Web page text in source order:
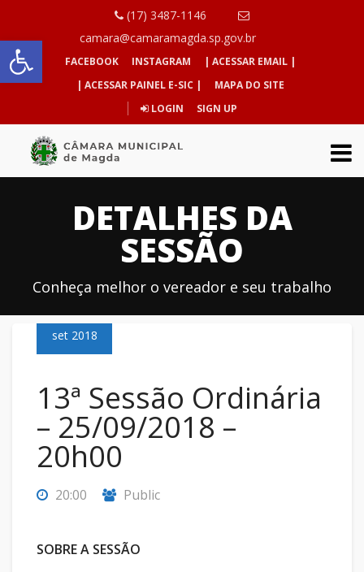
Abrir a barra de ferramentas
(17) 3487-1146
camara@camaramagda.sp.gov.br
FACEBOOK INSTAGRAM
| ACESSAR EMAIL |
| ACESSAR PAINEL E-SIC |
MAPA DO SITE
LOGIN
SIGN UP
DETALHES DA
SESSÃO
Conheça melhor o vereador e seu trabalho
25
set 2018
13ª Sessão Ordinária
– 25/09/2018 –
20h00
20:00 Public
SOBRE A SESSÃO